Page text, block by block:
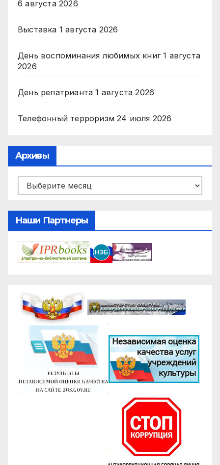
6 августа 2026
Выставка 1 августа 2026
День воспоминания любимых книг 1 августа
2026
День репатрианта 1 августа 2026
Телефонный терроризм 24 июля 2026
Архивы
Архивы
Наши Партнеры